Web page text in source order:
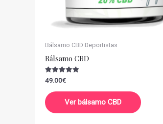
Bálsamo CBD Deportistas
Bálsamo CBD
Valorado
con
5.00
de 5
49.00€
Ver bálsamo CBD